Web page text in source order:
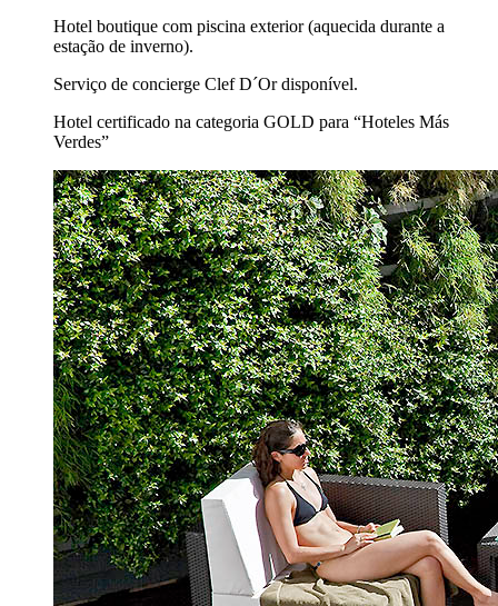
Hotel boutique com piscina exterior (aquecida durante a
estação de inverno).
Serviço de concierge Clef D´Or disponível.
Hotel certificado na categoria GOLD para “Hoteles Más
Verdes”